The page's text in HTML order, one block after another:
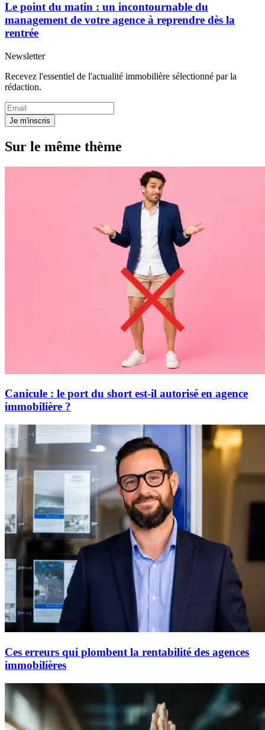
Le point du matin : un incontournable du
management de votre agence à reprendre dès la
rentrée
Newsletter
Recevez l'essentiel de l'actualité immobilière sélectionné par la
rédaction.
Je m'inscris
Sur le même thème
Canicule : le port du short est-il autorisé en agence
immobilière ?
Ces erreurs qui plombent la rentabilité des agences
immobilières